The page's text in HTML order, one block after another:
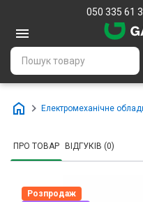
050 335 61
Електромеханічне
ПРО ТОВАР ВІДГУКІВ (0)
Розпродаж